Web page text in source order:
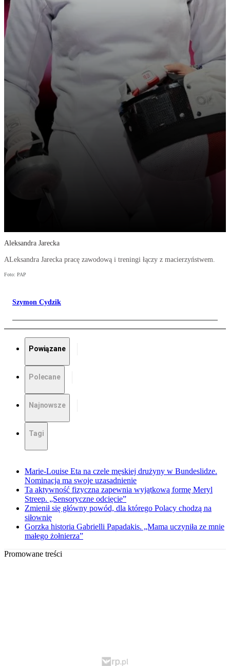
Aleksandra Jarecka
ALeksandra Jarecka pracę zawodową i treningi łączy z macierzyństwem.
Foto: PAP
Szymon Cydzik
Powiązane
Polecane
Najnowsze
Tagi
Marie-Louise Eta na czele męskiej drużyny w Bundeslidze.
Nominacja ma swoje uzasadnienie
Ta aktywność fizyczna zapewnia wyjątkową formę Meryl
Streep. „Sensoryczne odcięcie”
Zmienił się główny powód, dla którego Polacy chodzą na
siłownię
Gorzka historia Gabrielli Papadakis. „Mama uczyniła ze mnie
małego żołnierza”
Promowane treści